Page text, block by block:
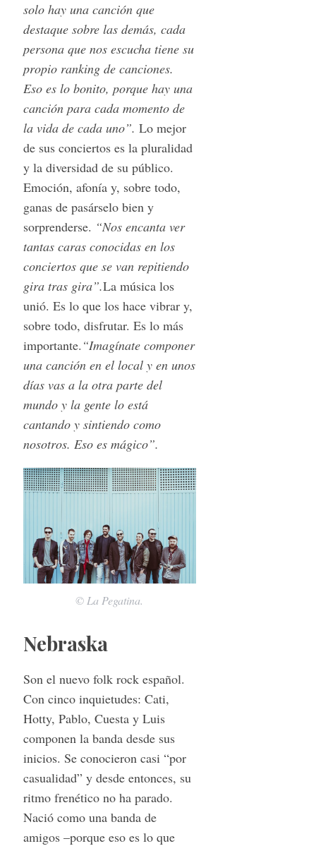
solo hay una canción que
destaque sobre las demás, cada
persona que nos escucha tiene su
propio ranking de canciones.
Eso es lo bonito, porque hay una
canción para cada momento de
la vida de cada uno”. Lo mejor
de sus conciertos es la pluralidad
y la diversidad de su público.
Emoción, afonía y, sobre todo,
ganas de pasárselo bien y
sorprenderse. “Nos encanta ver
tantas caras conocidas en los
conciertos que se van repitiendo
gira tras gira”.La música los
unió. Es lo que los hace vibrar y,
sobre todo, disfrutar. Es lo más
importante. “Imagínate componer
una canción en el local y en unos
días vas a la otra parte del
mundo y la gente lo está
cantando y sintiendo como
nosotros. Eso es mágico”.
© La Pegatina.
Nebraska
Son el nuevo folk rock español.
Con cinco inquietudes: Cati,
Hotty, Pablo, Cuesta y Luis
componen la banda desde sus
inicios. Se conocieron casi “por
casualidad” y desde entonces, su
ritmo frenético no ha parado.
Nació como una banda de
amigos –porque eso es lo que